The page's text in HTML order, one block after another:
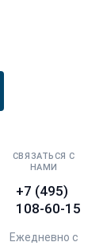
СВЯЗАТЬСЯ С
НАМИ
+7 (495)
108-60-15
Ежедневно с